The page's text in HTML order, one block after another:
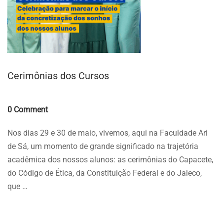
Cerimônias dos Cursos
0 Comment
Nos dias 29 e 30 de maio, vivemos, aqui na Faculdade Ari
de Sá, um momento de grande significado na trajetória
acadêmica dos nossos alunos: as cerimônias do Capacete,
do Código de Ética, da Constituição Federal e do Jaleco,
que …